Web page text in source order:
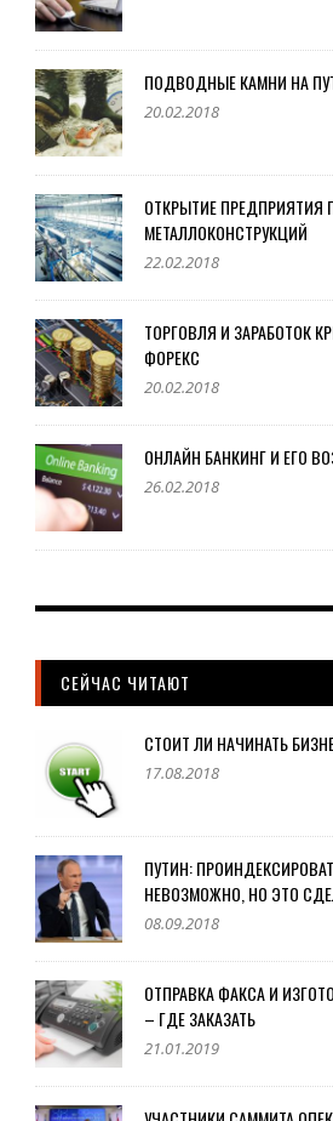
ПОДВОДНЫЕ КАМНИ НА
20.02.2018
ОТКРЫТИЕ ПРЕДПРИЯТИЯ
МЕТАЛЛОКОНСТРУКЦИЙ
22.02.2018
ТОРГОВЛЯ И ЗАРАБОТОК
ФОРЕКС
20.02.2018
ОНЛАЙН БАНКИНГ И ЕГО
26.02.2018
СЕЙЧАС ЧИТАЮТ
СТОИТ ЛИ НАЧИНАТЬ
17.08.2018
ПУТИН:
НЕВОЗМОЖНО, НО ЭТО
08.09.2018
ОТПРАВКА ФАКСА И
– ГДЕ ЗАКАЗАТЬ
21.01.2019